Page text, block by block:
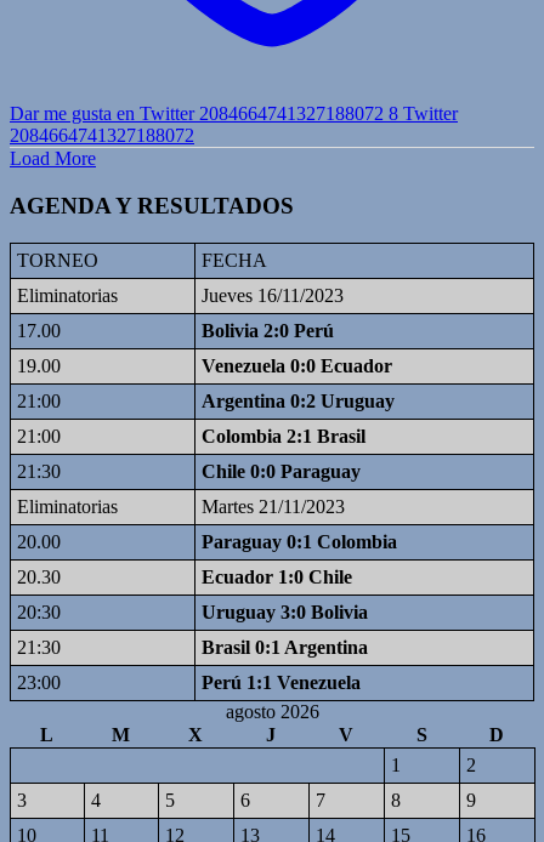
Dar me gusta en Twitter 2084664741327188072 8 Twitter
2084664741327188072
Load More
AGENDA Y RESULTADOS
TORNEO
FECHA
Eliminatorias
Jueves 16/11/2023
17.00
Bolivia 2:0 Perú
19.00
Venezuela 0:0 Ecuador
21:00
Argentina 0:2 Uruguay
21:00
Colombia 2:1 Brasil
21:30
Chile 0:0 Paraguay
Eliminatorias
Martes 21/11/2023
20.00
Paraguay 0:1 Colombia
20.30
Ecuador 1:0 Chile
20:30
Uruguay 3:0 Bolivia
21:30
Brasil 0:1 Argentina
23:00
Perú 1:1 Venezuela
agosto 2026
L
M X J V S
D
1
2
3
4 5 6 7 8
9
10
11 12 13 14 15
16